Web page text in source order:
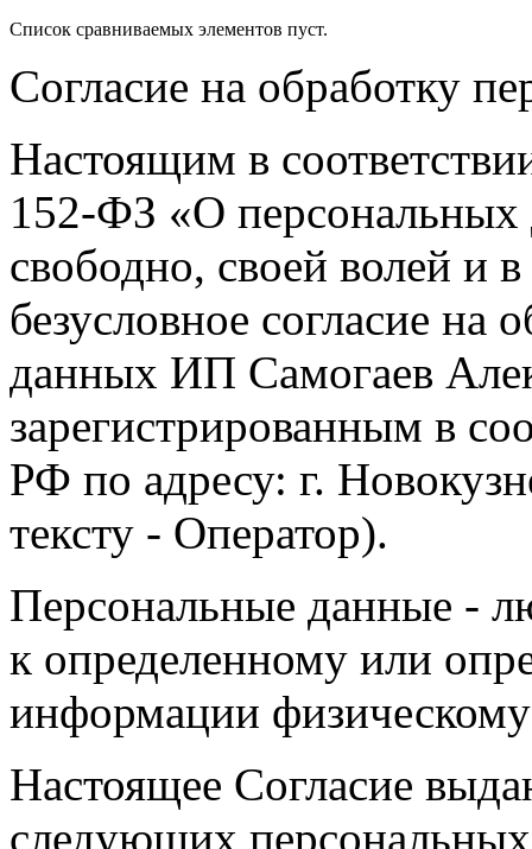
Список сравниваемых элементов пуст.
Согласие на обработку
Настоящим в
152-ФЗ «О персональных
свободно, своей волей и
безусловное согласие на
данных ИП Самогаев
зарегистрированным в
РФ по адресу: г.
тексту - Оператор).
Персональные данные -
к определенному или
информации
Настоящее Согласие
следующих